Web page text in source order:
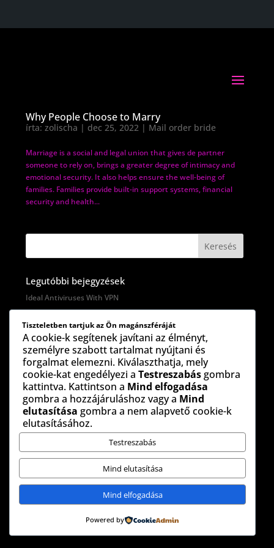
Why People Choose to Marry
írta: zolischa | dec 25, 2022| Mail order bride
Marriage is a social and legal union that gives de partner
someone to rely on, brings a greater degree of intimacy and
emotional security. It also helps ensure the well-being of
families. Families provide built-in support systems, financial
security and health...
Legutóbbi bejegyzések
Ideal Antiviruses With VPN
Document Management Processes
The Best Free Ant-virus For Windows
The customs of Syrian weddings
Which Latin nation has the most attractive people?
Legutóbbi hozzászólások
Tiszteletben tartjuk az Ön magánszféráját
A cookie-k segítenek javítani az élményt,
személyre szabott tartalmat nyújtani és
forgalmat elemezni. Kiválaszthatja, mely
cookie-kat engedélyezi a Testreszabásgombra
kattintva. Kattintson a Mind elfogadása
gombra a hozzájáruláshoz vagy a Mind
elutasítása gombra a nem alapvető cookie-k
elutasításához.
Testreszabás
Mind elutasítása
Mind elfogadása
Powered by